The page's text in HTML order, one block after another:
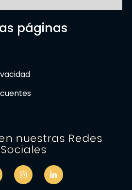
páginas
nuestras Redes
Sociales